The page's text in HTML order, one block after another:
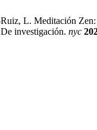
L. Meditación
investigación. nyc